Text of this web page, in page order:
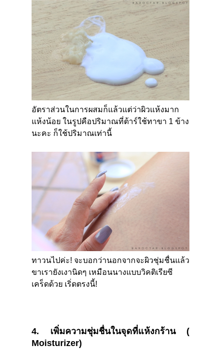
อัตราส่วนในการผสมก็แล้วแต่ว่าผิวแห้งมาก
แห้งน้อย ในรูปคือปริมาณที่ต้าร์ใช้ทาขา 1 ข้าง
นะคะ ก็ใช้ปริมาณเท่านี้
ทาวนไปค่ะ! จะบอกว่านอกจากจะผิวชุ่มชื่นแล้ว
ขาเรายังเงานิดๆ เหมือนนางแบบวิคติเรียซี
เคร็ดด้วย เริ่ดตรงนี้!
4. เพิ่มความชุ่มชื่นในจุดที่แห้งกร้าน (
Moisturizer)